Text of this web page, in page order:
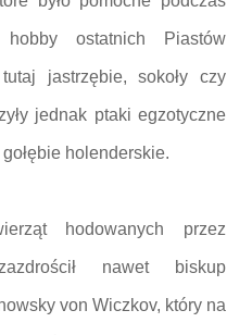
ostatnich Piastów
jastrzębie, sokoły czy
jednak ptaki egzotyczne
holenderskie.
hodowanych przez
nawet biskup
von Wiczkov, który na